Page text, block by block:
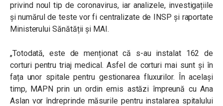
privind noul tip de coronavirus, iar analizele, investigațiile
și numărul de teste vor fi centralizate de INSP și raportate
Ministerului Sănătății și MAI.
„Totodată, este de menționat că s-au instalat 162 de
corturi pentru triaj medical. Asfel de corturi mai sunt și în
fața unor spitale pentru gestionarea fluxurilor. În același
timp, MAPN prin un ordin emis astăzi împreună cu Ana
Aslan vor îndreprinde măsurile pentru instalarea spitalului